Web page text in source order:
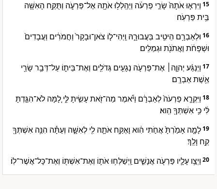
15 וַיִּרְא֤וּ אֹתָהּ֙ שָׂרֵ֣י פַרְעֹ֔ה וַיְהַֽלְל֥וּ אֹתָ֖הּ אֶל־פַּרְעֹ֑ה וַתֻּקַּ֥ח הָאִשָּׁ֖ה
בֵּ֥ית פַּרְעֹֽה׃
16 וּלְאַבְרָ֥ם הֵיטִ֖יב בַּעֲבוּרָ֑הּ וַֽיְהִי־ל֤וֹ צֹאן־וּבָקָר֙ וַחֲמֹרִ֔ים וַעֲבָדִים֙
וּשְׁפָחֹ֔ת וַאֲתֹנֹ֖ת וּגְמַלִּֽים׃
17 וַיְנַגַּ֨ע יְהוָ֧ה׀ אֶת־פַּרְעֹ֛ה נְגָעִ֥ים גְּדֹלִ֖ים וְאֶת־בֵּית֑וֹ עַל־דְּבַ֥ר שָׂרַ֖י
אֵ֥שֶׁת אַבְרָֽם׃
18 וַיִּקְרָ֤א פַרְעֹה֙ לְאַבְרָ֔ם וַיֹּ֕אמֶר מַה־זֹּ֖את עָשִׂ֣יתָ לִּ֑י לָ֚מָּה לֹא־הִגַּ֣דְתָּ
לִּ֔י כִּ֥י אִשְׁתְּךָ֖ הִֽוא׃
19לָמָ֤ה אָמַ֙רְתָּ֙ אֲחֹ֣תִי הִ֔וא וָאֶקַּ֥ח אֹתָ֛הּ לִ֖י לְאִשָּׁ֑ה וְעַתָּ֕ה הִנֵּ֥ה אִשְׁתְּךָ֖
קַ֥ח וָלֵֽךְ׃
20 וַיְצַ֥ו עָלָ֛יו פַּרְעֹ֖ה אֲנָשִׁ֑ים וַֽיְשַׁלְּח֥וּ אֹת֛וֹ וְאֶת־אִשְׁתּ֖וֹ וְאֶת־כָּל־אֲשֶׁר־לֽוֹ׃